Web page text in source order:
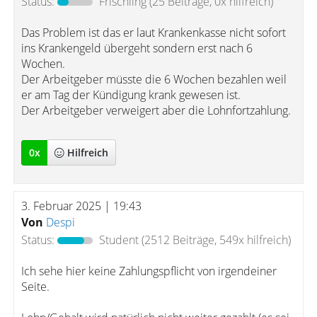
Das Problem ist das er laut Krankenkasse nicht sofort
ins Krankengeld übergeht sondern erst nach 6
Wochen.
Der Arbeitgeber müsste die 6 Wochen bezahlen weil
er am Tag der Kündigung krank gewesen ist.
Der Arbeitgeber verweigert aber die Lohnfortzahlung.
0x Hilfreich
3. Februar 2025 | 19:43
Von Despi
Status:
Student(2512 Beiträge, 549x hilfreich)
Ich sehe hier keine Zahlungspflicht von irgendeiner
Seite.